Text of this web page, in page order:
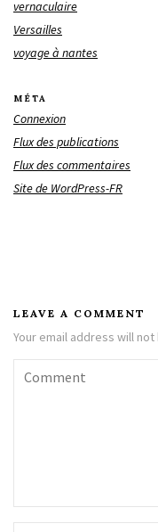
vernaculaire
Versailles
voyage à nantes
MÉTA
Connexion
Flux des publications
Flux des commentaires
Site de WordPress-FR
LEAVE A COMMENT
Your email address will